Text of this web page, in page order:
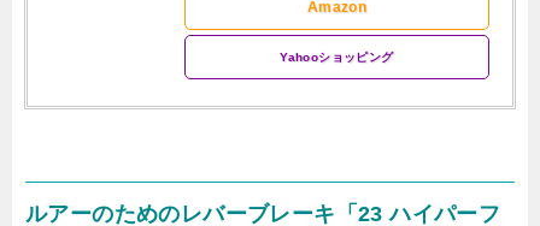
Amazon
Yahooショッピング
ルアーのためのレバーブレーキ「23 ハイパーフ